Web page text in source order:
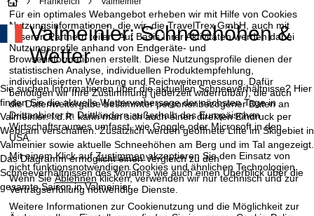
Für ein optimales Webangebot erheben wir mit Hilfe von Cookies
Nutzungsinformationen, die wir, die TravelTrex GmbH, auch mit
unseren Partnern teilen. Auf Basis Ihrer Aktivitäten werden dabei
Nutzungsprofile anhand von Endgeräte- und
Browserinformationen erstellt. Diese Nutzungsprofile dienen der
statistischen Analyse, individuellen Produktempfehlung,
individualisierten Werbung und Reichweitenmessung. Dafür
benötigen wir Ihre Zustimmung (jederzeit widerrufbar), die auch
die Datenweitergabe bestimmter personenbezogener Daten an
Drittanbieter in Drittländern außerhalb des Europäischen
Wirtschaftsraumes umfasst, wie Google oder Microsoft in den
USA.
Mit einem Klick aufZustimmenakzeptieren Sie den Einsatz von
nicht funktionsnotwendigen Cookies und ähnlichen Technologien.
Wenn SieAblehnenklicken, verwenden wir nur technisch und zur
Vertragserfüllung notwendige Dienste.
Weitere Informationen zur Cookienutzung und die Möglichkeit zur
t
a
r
t
s
e
i
Valmeinier: Schneehöhen &
Wetter
Sie suchen Informationen über die aktuellen Schneeverhältnisse? Hier
finden Sie die aktuelle Wettervorhersage der nächsten Tage in
Valmeinier. I.d.R. kann man sich auch einen direkten Eindruck per
Webcam verschaffen. Zusätzlich werden geöffnete Lifte im Skigebiet in
Valmeinier sowie aktuelle Schneehöhen am Berg und im Tal angezeigt.
Das Diagramm ermöglicht einen Vergleich zu den
Schneeverhältnissen des Vorjahrs wie auch einen Überblick über die
gesamte Saison in Valmeinier.